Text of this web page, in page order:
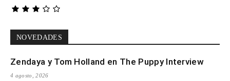
NOVEDADES
Zendaya y Tom Holland en The Puppy Interview
4 agosto, 2026